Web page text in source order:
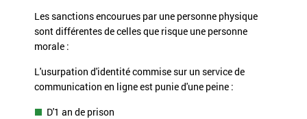
Les sanctions encourues par une personne physique
sont différentes de celles que risque une personne
morale :
L'usurpation d'identité commise sur un service de
communication en ligne est punie d'une peine :
D'1 an de prison